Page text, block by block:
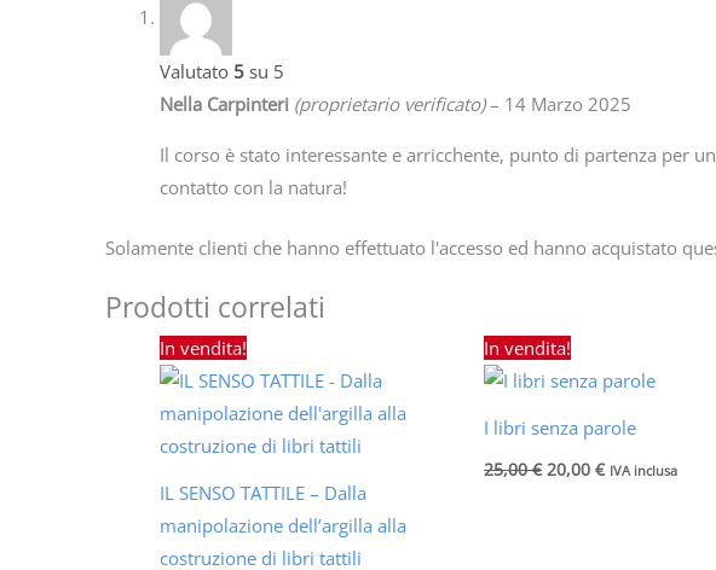
Valutato 5 su 5
Nella Carpinteri (proprietario verificato) – 14 Marzo 2025
Il corso è stato interessante e arricchente, punto di partenza per una riflessione personale e
contatto con la natura!
Solamente clienti che hanno effettuato l'accesso ed hanno acquistato
Prodotti correlati
In vendita!
IL SENSO TATTILE – Dalla
manipolazione dell’argilla alla
costruzione di libri tattili
Il
prezzo
originale
250,00 €.
attuale
è:
200,00 €.
In vendita!
I libri senza parole
25,00€
Il
prezzo
originale
25,00 €.
20,00€
attuale
20,00 €.
IVA inclusa